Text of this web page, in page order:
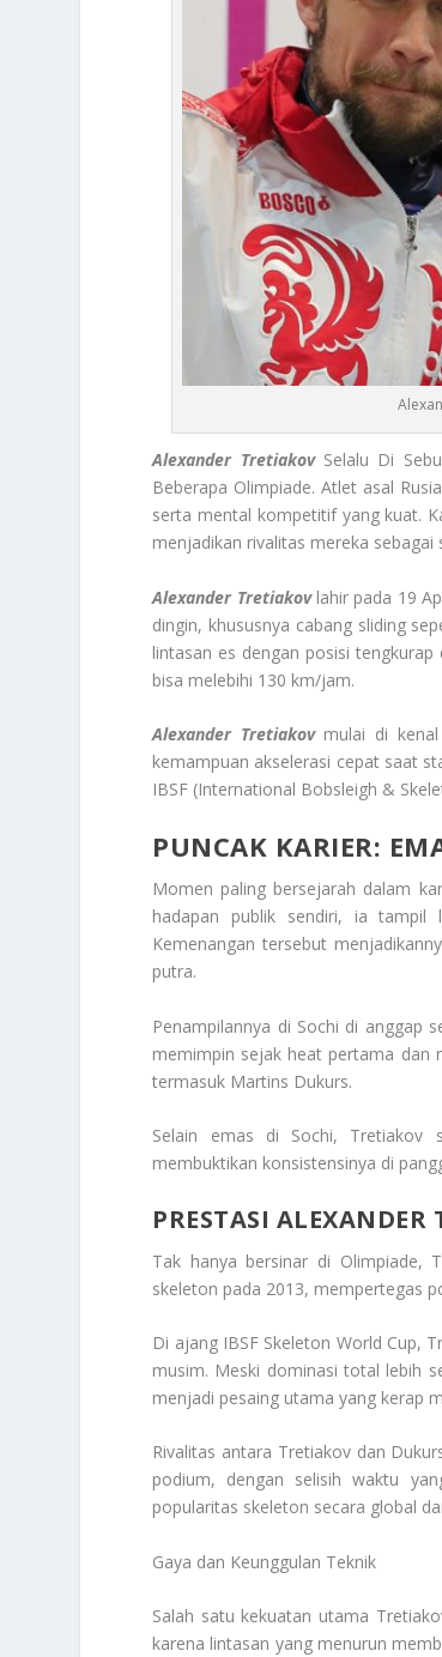
Alexander Tretiakov Selalu Di
Beberapa Olimpiade. Atlet asal
serta mental kompetitif yang kuat.
menjadikan rivalitas mereka
Alexander Tretiakov lahir pada 19
dingin, khususnya cabang sliding
lintasan es dengan posisi
bisa melebihi 130 km/jam.
Alexander Tretiakov mulai di
kemampuan akselerasi cepat saat
IBSF (International Bobsleigh &
PUNCAK KARIER:
Momen paling bersejarah dalam
hadapan publik sendiri, ia
Kemenangan tersebut
putra.
Penampilannya di Sochi di anggap
memimpin sejak heat pertama dan
termasuk Martins Dukurs.
Selain emas di Sochi, Tretiakov
membuktikan konsistensinya di
PRESTASI
Tak hanya bersinar di Olimpiade,
skeleton pada 2013, mempertegas
Di ajang IBSF Skeleton World Cup,
musim. Meski dominasi total lebih
menjadi pesaing utama yang kerap
Rivalitas antara Tretiakov dan
podium, dengan selisih waktu
popularitas skeleton secara global
Gaya dan Keunggulan Teknik
Salah satu kekuatan utama
karena lintasan yang menurun